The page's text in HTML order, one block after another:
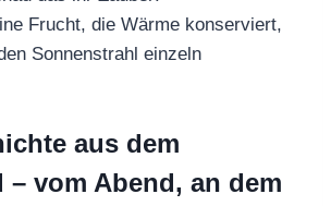
Frucht, die Wärme konserviert,
Sonnenstrahl einzeln
aus dem
– vom Abend, an dem